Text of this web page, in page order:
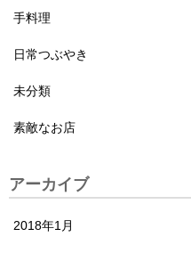
手料理
日常つぶやき
未分類
素敵なお店
アーカイブ
2018年1月